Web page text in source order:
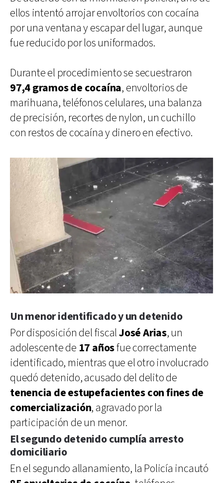
ellos intentó arrojar envoltorios con cocaína
por una ventana y escapar del lugar, aunque
fue reducido por los uniformados.
Durante el procedimiento se secuestraron
97,4 gramos de cocaína, envoltorios de
marihuana, teléfonos celulares, una balanza
de precisión, recortes de nylon, un cuchillo
con restos de cocaína y dinero en efectivo.
Un menor identificado y un detenido
Por disposición del fiscalJosé Arias, un
adolescente de 17 añosfue correctamente
identificado, mientras que el otro involucrado
quedó detenido, acusado del delito de
tenencia de estupefacientes con fines de
comercialización, agravado por la
participación de un menor.
El segundo detenido cumplía arresto
domiciliario
En el segundo allanamiento, la Policía incautó